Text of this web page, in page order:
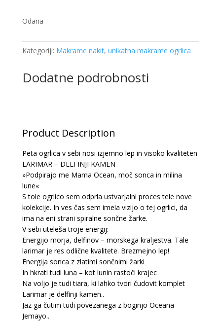
Odana
Kategoriji: Makrame nakit, unikatna makrame ogrlica
Dodatne podrobnosti
Product Description
Peta ogrlica v sebi nosi izjemno lep in visoko kvaliteten
LARIMAR – DELFINJI KAMEN
»Podpirajo me Mama Ocean, moč sonca in milina
lune«
S tole ogrlico sem odprla ustvarjalni proces tele nove
kolekcije. In ves čas sem imela vizijo o tej ogrlici, da
ima na eni strani spiralne sončne žarke.
V sebi uteleša troje energij:
Energijo morja, delfinov – morskega kraljestva. Tale
larimar je res odlične kvalitete. Brezmejno lep!
Energija sonca z zlatimi sončnimi žarki
In hkrati tudi luna – kot lunin rastoči krajec
Na voljo je tudi tiara, ki lahko tvori čudovit komplet
Larimar je delfinji kamen..
Jaz ga čutim tudi povezanega z boginjo Oceana
Jemayo..